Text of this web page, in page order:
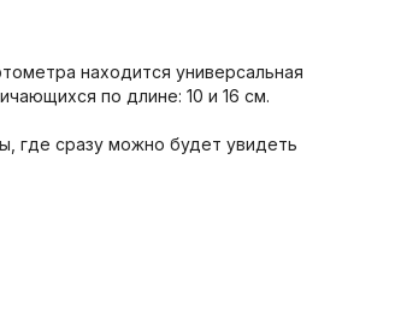
находится универсальная
по длине: 10 и 16 см.
где сразу можно будет увидеть